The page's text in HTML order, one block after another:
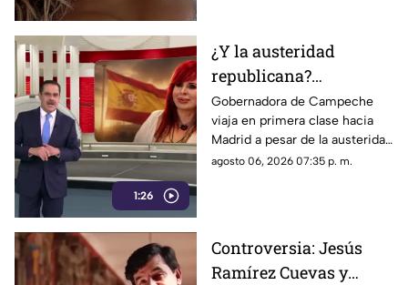
1:26
¿Y la austeridad
republicana?
Gobernadora Layda
Sansores viaja en
primera clase hacia
Madrid
Gobernadora de Campeche
viaja en primera clase hacia
Madrid a pesar de la austeridad
republicana.
agosto 06, 2026 07:35 p. m.
Controversia: Jesús
Ramírez Cuevas y